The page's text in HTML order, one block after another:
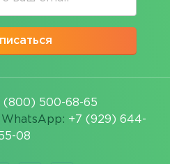
(800) 500-68-65
WhatsApp: +7 (929) 644-
08